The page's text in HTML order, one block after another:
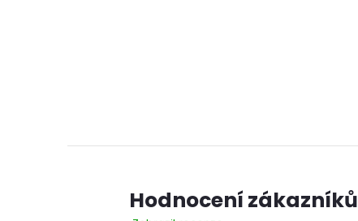
Hodnocení zákazníků